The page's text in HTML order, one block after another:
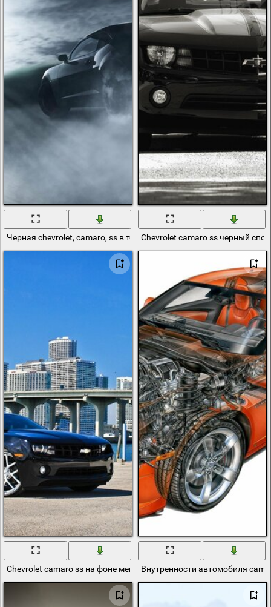
Черная chevrolet, camaro, ss в темноте и в дыму вид сзади
Chevrolet camaro ss черный
Chevrolet camaro ss на фоне мегаполисаВнутренности автомобиля